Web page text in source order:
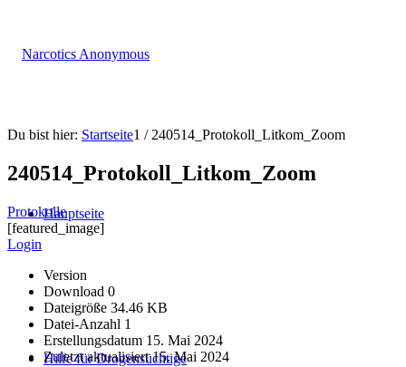
Hauptseite
Hilfe für Drogensüchtige
Du bist hier: Startseite1 / 240514_Protokoll_Litkom_Zoom
240514_Protokoll_Litkom_Zoom
Protokolle
[featured_image]
Login
Version
Download 0
Dateigröße 34.46 KB
Datei-Anzahl 1
Erstellungsdatum 15. Mai 2024
Zuletzt aktualisiert15. Mai 2024